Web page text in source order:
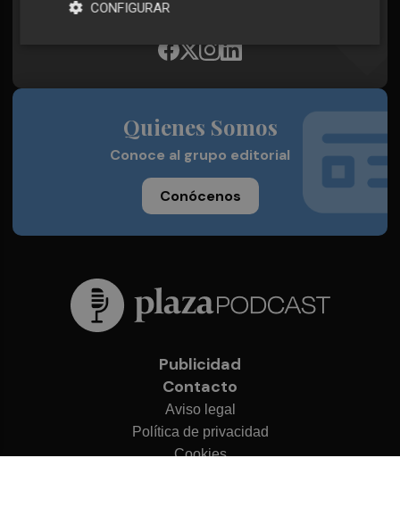
Plaza Podcast, desde cualquier medio
Quienes Somos
Conoce al grupo editorial
Conócenos
Publicidad
Contacto
Aviso legal
Política de privacidad
Cookies
CONFIGURAR